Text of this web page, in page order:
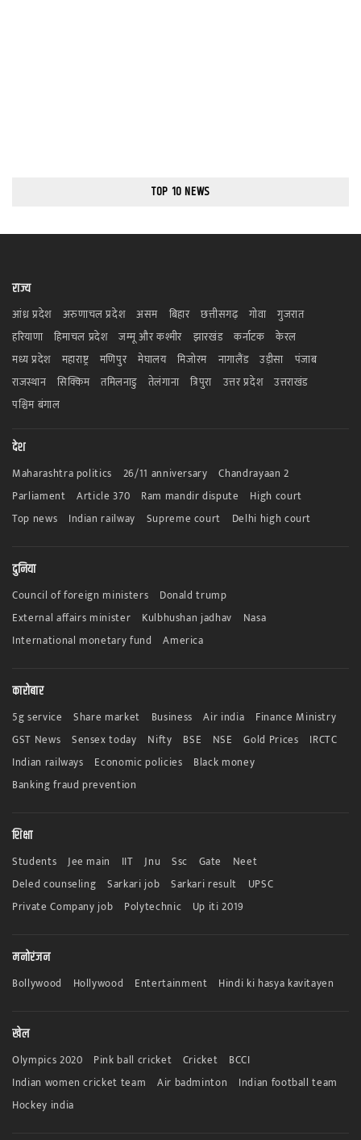
TOP 10 NEWS
राज्य
आंध्र प्रदेश अरुणाचल प्रदेश असम बिहार छत्तीसगढ़ गोवा
गुजरात
हरियाणा
हिमाचल प्रदेश जम्मू और कश्मीर झारखंड कर्नाटक
केरल
मध्य प्रदेश
महाराष्ट्र मणिपुर मेघालय मिजोरम नागालैंड उड़ीसा
पंजाब
राजस्थान
सिक्किम तमिलनाडु तेलंगाना त्रिपुरा उत्तर प्रदेश
उत्तराखंड
पश्चिम बंगाल
देश
Maharashtra politics 26/11 anniversary
Chandrayaan 2
Parliament
Article 370 Ram mandir dispute
High court
Top news
Indian railway Supreme court Delhi high court
दुनिया
Council of foreign ministers
Donald trump
External affairs minister
Kulbhushan jadhav
Nasa
International monetary fund
America
कारोबार
5g service Share market Business Air india
Finance Ministry
GST News
Sensex today Nifty BSE NSE Gold Prices
IRCTC
Indian railways
Economic policies
Black money
Banking fraud prevention
शिक्षा
Students Jee main IIT Jnu Ssc Gate
Neet
Deled counseling
Sarkari job Sarkari result
UPSC
Private Company job
Polytechnic Up iti 2019
मनोरंजन
Bollywood Hollywood Entertainment Hindi ki hasya kavitayen
खेल
Olympics 2020 Pink ball cricket Cricket
BCCI
Indian women cricket team
Air badminton
Indian football team
Hockey india